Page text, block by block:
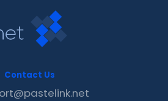
Contact Us